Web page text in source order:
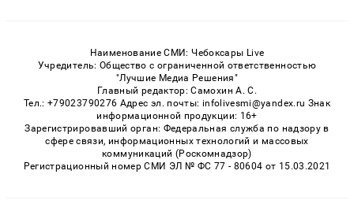
Наименование СМИ: Чебоксары Live
Учредитель: Общество с ограниченной ответственностью
"Лучшие Медиа Решения"
Главный редактор: Самохин А. С.
Тел.: +79023790276 Адрес эл. почты: infolivesmi@yandex.ru Знак
информационной продукции: 16+
Зарегистрировавший орган: Федеральная служба по надзору в
сфере связи, информационных технологий и массовых
коммуникаций (Роскомнадзор)
Регистрационный номер СМИ ЭЛ № ФС 77 - 80604 от 15.03.2021